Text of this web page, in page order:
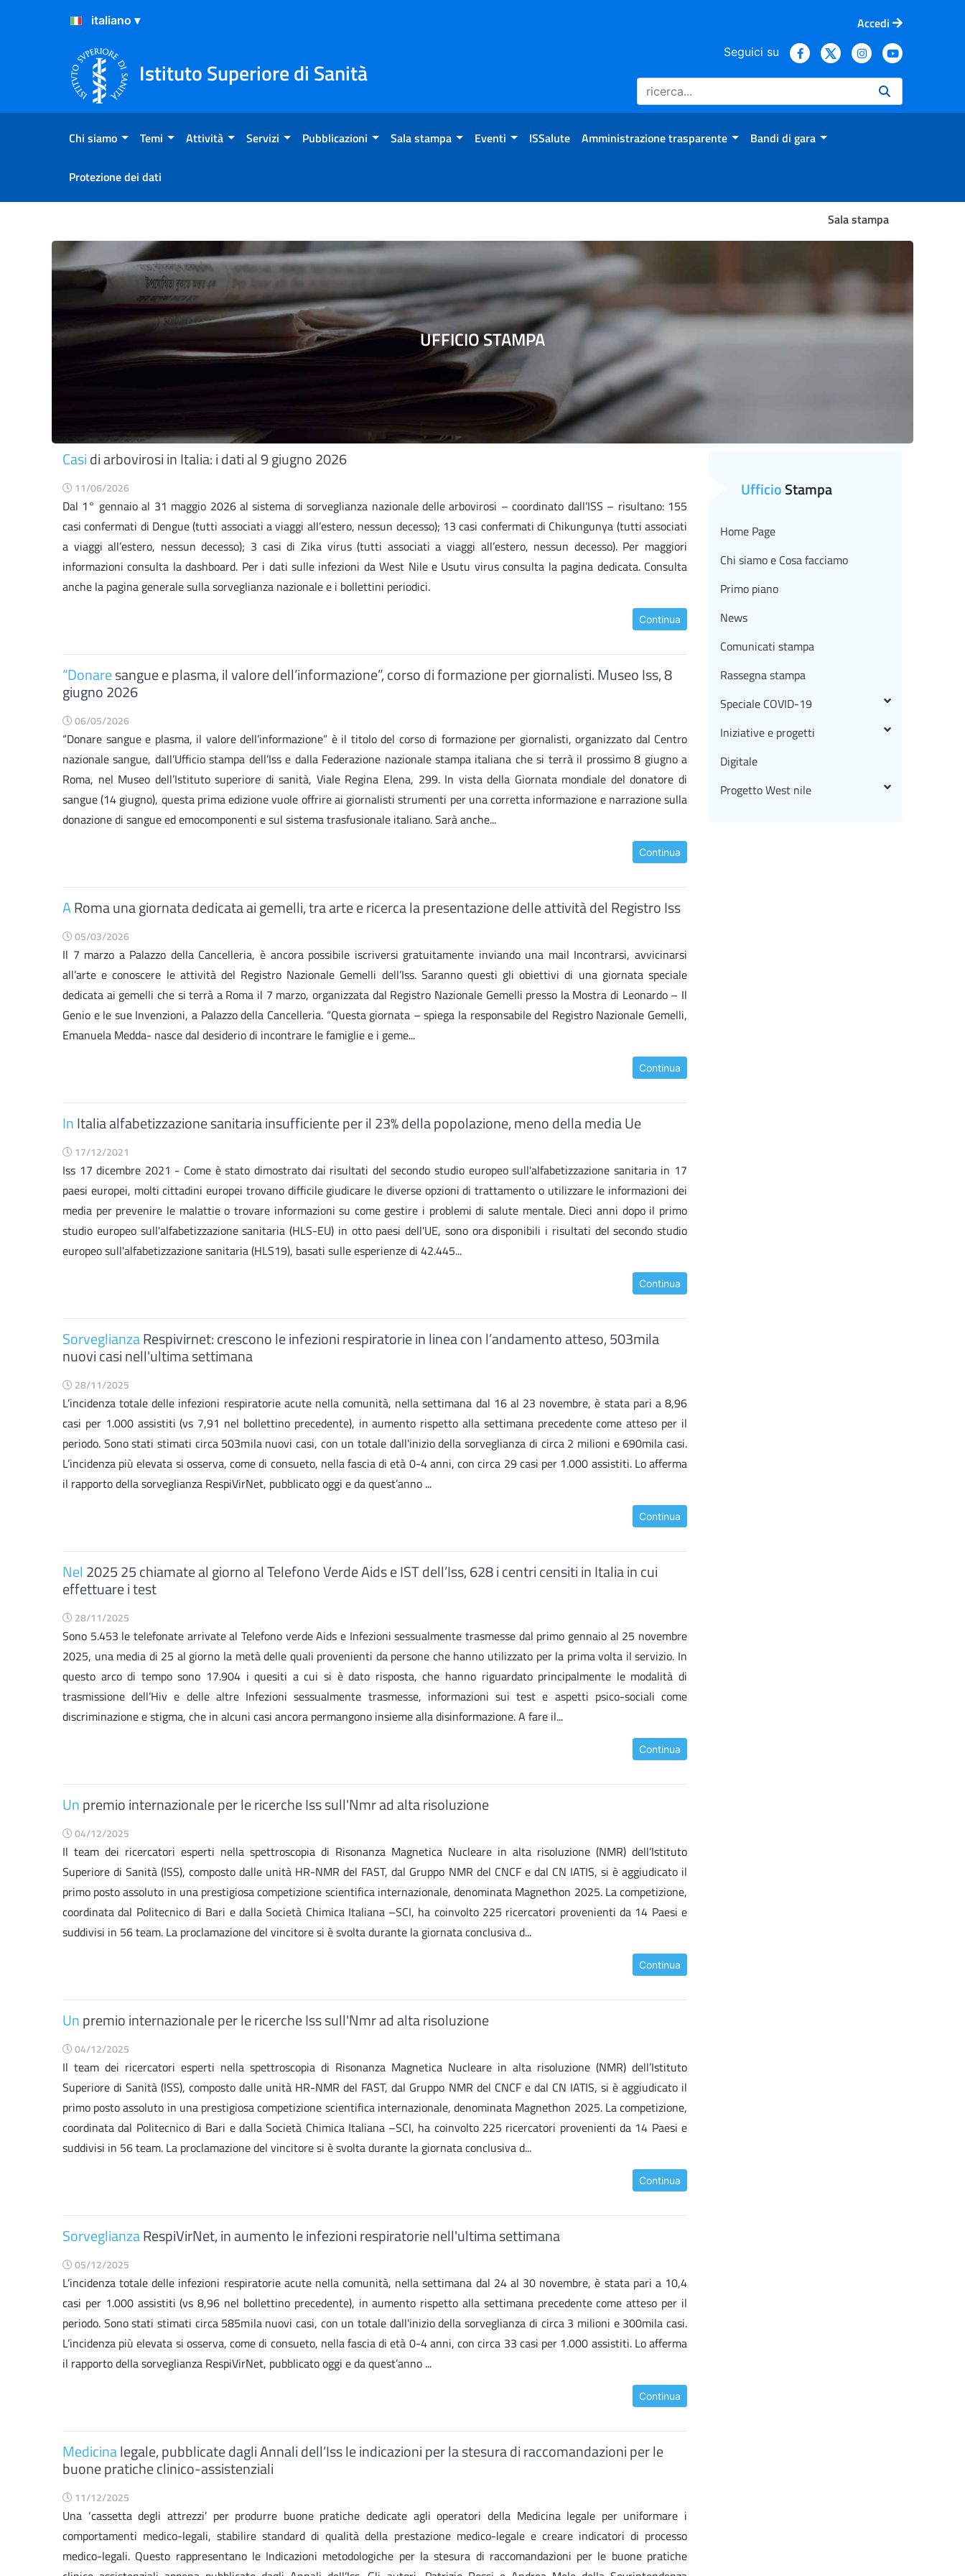
Salta al Contenuto
Salta al Footer
Accedi
Istituto Superiore di Sanità
Seguici su
Chi siamo Temi Attività Servizi Pubblicazioni Sala stampa Eventi ISSalute Amministrazione trasparente Bandi di gara
Protezione dei dati
Sala stampa
Atterraggio
UFFICIO STAMPA
Casidi arbovirosi in Italia: i dati al 9 giugno 2026
11/06/2026
Dal 1° gennaio al 31 maggio 2026 al sistema di sorveglianza nazionale delle arbovirosi – coordinato dall’ISS – risultano: 155
casi confermati di Dengue (tutti associati a viaggi all’estero, nessun decesso); 13 casi confermati di Chikungunya (tutti associati
a viaggi all’estero, nessun decesso); 3 casi di Zika virus (tutti associati a viaggi all’estero, nessun decesso). Per maggiori
informazioni consulta la dashboard. Per i dati sulle infezioni da West Nile e Usutu virus consulta la pagina dedicata. Consulta
anche la pagina generale sulla sorveglianza nazionale e i bollettini periodici.
Continua
“Donaresangue e plasma, il valore dell’informazione”, corso di formazione per giornalisti. Museo Iss, 8
giugno 2026
06/05/2026
“Donare sangue e plasma, il valore dell’informazione” è il titolo del corso di formazione per giornalisti, organizzato dal Centro
nazionale sangue, dall’Ufficio stampa dell’Iss e dalla Federazione nazionale stampa italiana che si terrà il prossimo 8 giugno a
Roma, nel Museo dell’Istituto superiore di sanità, Viale Regina Elena, 299. In vista della Giornata mondiale del donatore di
sangue (14 giugno), questa prima edizione vuole offrire ai giornalisti strumenti per una corretta informazione e narrazione sulla
donazione di sangue ed emocomponenti e sul sistema trasfusionale italiano. Sarà anche...
Continua
​ARoma una giornata dedicata ai gemelli, tra arte e ricerca la presentazione delle attività del Registro Iss
05/03/2026
Il 7 marzo a Palazzo della Cancelleria, è ancora possibile iscriversi gratuitamente inviando una mail Incontrarsi, avvicinarsi
all’arte e conoscere le attività del Registro Nazionale Gemelli dell’Iss. Saranno questi gli obiettivi di una giornata speciale
dedicata ai gemelli che si terrà a Roma il 7 marzo, organizzata dal Registro Nazionale Gemelli presso la Mostra di Leonardo – Il
Genio e le sue Invenzioni, a Palazzo della Cancelleria. “Questa giornata – spiega la responsabile del Registro Nazionale Gemelli,
Emanuela Medda- nasce dal desiderio di incontrare le famiglie e i geme...
Continua
InItalia alfabetizzazione sanitaria insufficiente per il 23% della popolazione, meno della media Ue
17/12/2021
Iss 17 dicembre 2021 - Come è stato dimostrato dai risultati del secondo studio europeo sull'alfabetizzazione sanitaria in 17
paesi europei, molti cittadini europei trovano difficile giudicare le diverse opzioni di trattamento o utilizzare le informazioni dei
media per prevenire le malattie o trovare informazioni su come gestire i problemi di salute mentale. Dieci anni dopo il primo
studio europeo sull'alfabetizzazione sanitaria (HLS-EU) in otto paesi dell'UE, sono ora disponibili i risultati del secondo studio
europeo sull'alfabetizzazione sanitaria (HLS19), basati sulle esperienze di 42.445...
Continua
SorveglianzaRespivirnet: crescono le infezioni respiratorie in linea con l’andamento atteso, 503mila
nuovi casi nell'ultima settimana
28/11/2025
L’incidenza totale delle infezioni respiratorie acute nella comunità, nella settimana dal 16 al 23 novembre, è stata pari a 8,96
casi per 1.000 assistiti (vs 7,91 nel bollettino precedente), in aumento rispetto alla settimana precedente come atteso per il
periodo. Sono stati stimati circa 503mila nuovi casi, con un totale dall'inizio della sorveglianza di circa 2 milioni e 690mila casi.
L’incidenza più elevata si osserva, come di consueto, nella fascia di età 0-4 anni, con circa 29 casi per 1.000 assistiti. Lo afferma
il rapporto della sorveglianza RespiVirNet, pubblicato oggi e da quest’anno ...
Continua
Nel 2025 25 chiamate al giorno al Telefono Verde Aids e IST dell’Iss, 628 i centri censiti in Italia in cui
effettuare i test
28/11/2025
Sono 5.453 le telefonate arrivate al Telefono verde Aids e Infezioni sessualmente trasmesse dal primo gennaio al 25 novembre
2025, una media di 25 al giorno la metà delle quali provenienti da persone che hanno utilizzato per la prima volta il servizio. In
questo arco di tempo sono 17.904 i quesiti a cui si è dato risposta, che hanno riguardato principalmente le modalità di
trasmissione dell’Hiv e delle altre Infezioni sessualmente trasmesse, informazioni sui test e aspetti psico-sociali come
discriminazione e stigma, che in alcuni casi ancora permangono insieme alla disinformazione. A fare il...
Continua
Unpremio internazionale per le ricerche Iss sull'Nmr ad alta risoluzione
04/12/2025
Il team dei ricercatori esperti nella spettroscopia di Risonanza Magnetica Nucleare in alta risoluzione (NMR) dell’Istituto
Superiore di Sanità (ISS), composto dalle unità HR-NMR del FAST, dal Gruppo NMR del CNCF e dal CN IATIS, si è aggiudicato il
primo posto assoluto in una prestigiosa competizione scientifica internazionale, denominata Magnethon 2025. La competizione,
coordinata dal Politecnico di Bari e dalla Società Chimica Italiana –SCI, ha coinvolto 225 ricercatori provenienti da 14 Paesi e
suddivisi in 56 team. La proclamazione del vincitore si è svolta durante la giornata conclusiva d...
Continua
Unpremio internazionale per le ricerche Iss sull'Nmr ad alta risoluzione
04/12/2025
Il team dei ricercatori esperti nella spettroscopia di Risonanza Magnetica Nucleare in alta risoluzione (NMR) dell’Istituto
Superiore di Sanità (ISS), composto dalle unità HR-NMR del FAST, dal Gruppo NMR del CNCF e dal CN IATIS, si è aggiudicato il
primo posto assoluto in una prestigiosa competizione scientifica internazionale, denominata Magnethon 2025. La competizione,
coordinata dal Politecnico di Bari e dalla Società Chimica Italiana –SCI, ha coinvolto 225 ricercatori provenienti da 14 Paesi e
suddivisi in 56 team. La proclamazione del vincitore si è svolta durante la giornata conclusiva d...
Continua
SorveglianzaRespiVirNet, in aumento le infezioni respiratorie nell'ultima settimana
05/12/2025
L’incidenza totale delle infezioni respiratorie acute nella comunità, nella settimana dal 24 al 30 novembre, è stata pari a 10,4
casi per 1.000 assistiti (vs 8,96 nel bollettino precedente), in aumento rispetto alla settimana precedente come atteso per il
periodo. Sono stati stimati circa 585mila nuovi casi, con un totale dall'inizio della sorveglianza di circa 3 milioni e 300mila casi.
L’incidenza più elevata si osserva, come di consueto, nella fascia di età 0-4 anni, con circa 33 casi per 1.000 assistiti. Lo afferma
il rapporto della sorveglianza RespiVirNet, pubblicato oggi e da quest’anno ...
Continua
Medicinalegale, pubblicate dagli Annali dell’Iss le indicazioni per la stesura di raccomandazioni per le
buone pratiche clinico-assistenziali
11/12/2025
Una ‘cassetta degli attrezzi’ per produrre buone pratiche dedicate agli operatori della Medicina legale per uniformare i
comportamenti medico-legali, stabilire standard di qualità della prestazione medico-legale e creare indicatori di processo
medico-legali. Questo rappresentano le Indicazioni metodologiche per la stesura di raccomandazioni per le buone pratiche
UfficioStampa
Home Page
Chi siamo e Cosa facciamo
Primo piano
News
Comunicati stampa
Rassegna stampa
Speciale COVID-19
Iniziative e progetti
Digitale
Progetto West nile